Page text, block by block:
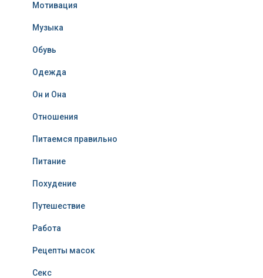
Мотивация
Музыка
Обувь
Одежда
Он и Она
Отношения
Питаемся правильно
Питание
Похудение
Путешествие
Работа
Рецепты масок
Секс